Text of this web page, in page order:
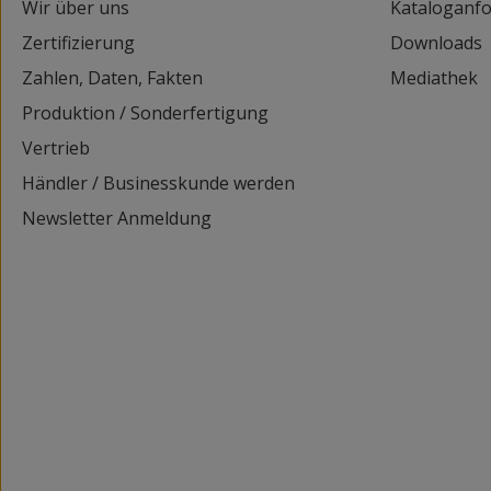
Wir über uns
Zertifizierung
Zahlen, Daten, Fakten
Produktion / Sonderfertigung
Vertrieb
Händler / Businesskunde werden
Newsletter Anmeldung
Downloads
Mediathek